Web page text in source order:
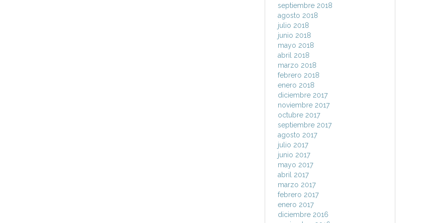
septiembre 2018
agosto 2018
julio 2018
junio 2018
mayo 2018
abril 2018
marzo 2018
febrero 2018
enero 2018
diciembre 2017
noviembre 2017
octubre 2017
septiembre 2017
agosto 2017
julio 2017
junio 2017
mayo 2017
abril 2017
marzo 2017
febrero 2017
enero 2017
diciembre 2016